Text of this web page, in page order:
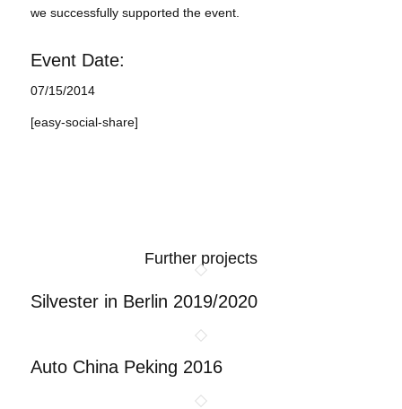
we successfully supported the event.
Event Date:
07/15/2014
[easy-social-share]
Further projects
Silvester in Berlin 2019/2020
Auto China Peking 2016